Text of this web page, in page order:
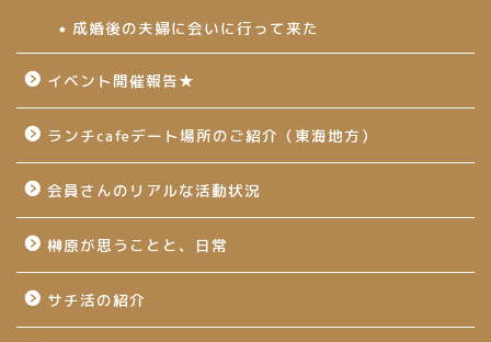
成婚後の夫婦に会いに行って来た
イベント開催報告★
ランチcafeデート場所のご紹介（東海地方）
会員さんのリアルな活動状況
榊原が思うことと、日常
サチ活の紹介